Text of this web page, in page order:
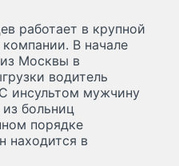
работает в крупной
В начале
Москвы в
водитель
инсультом мужчину
больниц
порядке
находится в